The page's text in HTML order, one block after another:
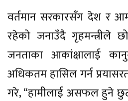
वर्तमान सरकारसँग देश र
रहेको जनाउँदै गृहमन्त्रीले
जनताका आकांक्षालाई
अधिकतम हासिल गर्न
गरे, “हामीलाई असफल हुने